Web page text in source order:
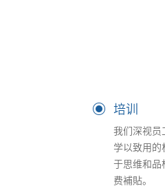
培训
我们深视员
学以致用的
于思维和品
费補貼。